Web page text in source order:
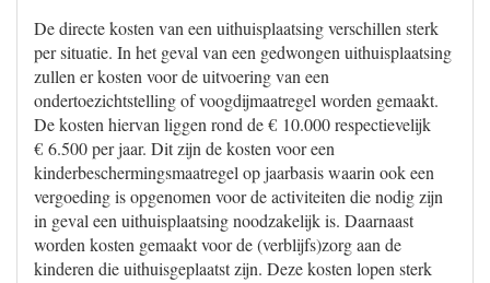
De directe kosten van een uithuisplaatsing verschillen sterk
per situatie. In het geval van een gedwongen uithuisplaatsing
zullen er kosten voor de uitvoering van een
ondertoezichtstelling of voogdijmaatregel worden gemaakt.
De kosten hiervan liggen rond de € 10.000 respectievelijk
€ 6.500 per jaar. Dit zijn de kosten voor een
kinderbeschermingsmaatregel op jaarbasis waarin ook een
vergoeding is opgenomen voor de activiteiten die nodig zijn
in geval een uithuisplaatsing noodzakelijk is. Daarnaast
worden kosten gemaakt voor de (verblijfs)zorg aan de
kinderen die uithuisgeplaatst zijn. Deze kosten lopen sterk